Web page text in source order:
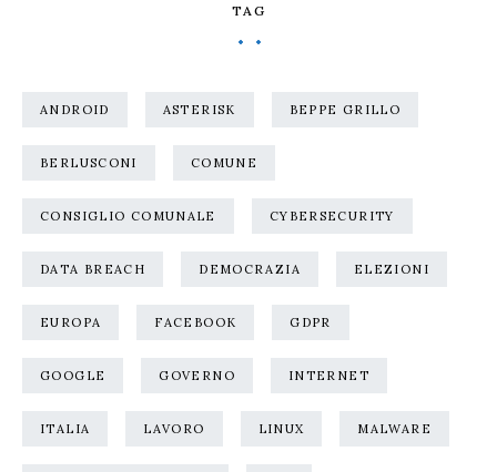
TAG
ANDROID ASTERISK BEPPE GRILLO
BERLUSCONI COMUNE
CONSIGLIO COMUNALE CYBERSECURITY
DATA BREACH DEMOCRAZIA ELEZIONI
EUROPA FACEBOOK GDPR
GOOGLE GOVERNO INTERNET
ITALIA LAVORO LINUX MALWARE